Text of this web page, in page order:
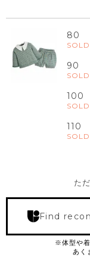
80
90
100
110
た
Find